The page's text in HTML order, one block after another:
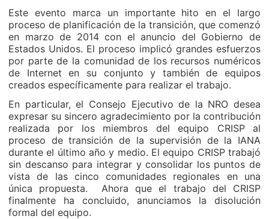
Este evento marca un importante hito en el largo
proceso de planificación de la transición, que comenzó
en marzo de 2014 con el anuncio del Gobierno de
Estados Unidos. El proceso implicó grandes esfuerzos
por parte de la comunidad de los recursos numéricos
de Internet en su conjunto y también de equipos
creados específicamente para realizar el trabajo.
En particular, el Consejo Ejecutivo de la NRO desea
expresar su sincero agradecimiento por la contribución
realizada por los miembros del equipo CRISP al
proceso de transición de la supervisión de la IANA
durante el último año y medio. El equipo CRISP trabajó
sin descanso para integrar y consolidar los puntos de
vista de las cinco comunidades regionales en una
única propuesta. Ahora que el trabajo del CRISP
finalmente ha concluido, anunciamos la disolución
formal del equipo.